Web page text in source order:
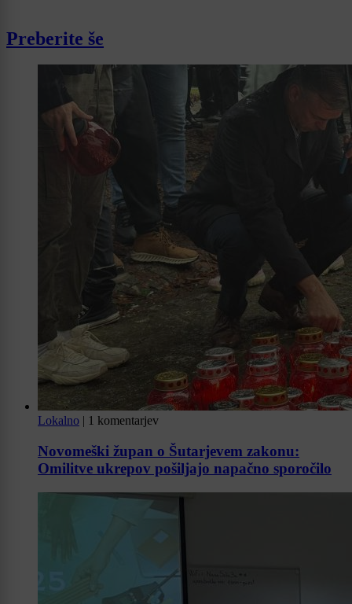
Preberite še
Lokalno | 1 komentarjev
Novomeški župan o Šutarjevem zakonu:
Omilitve ukrepov pošiljajo napačno sporočilo